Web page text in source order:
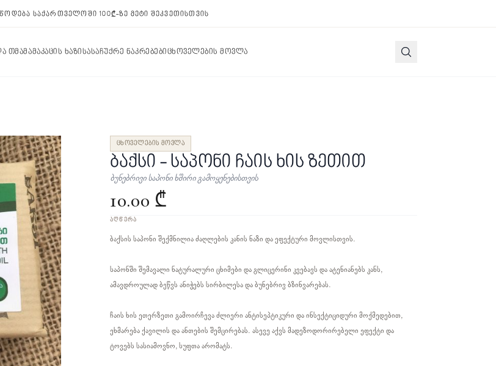
საქართველოში 100₾-ზე მეტი შეკვეთისთვის
თმამამაკაცის ხაზისასაჩუქრე ნაკრებებიცხოველების მოვლა
ცხოველების მოვლა
ბაქსი - საპონი ჩაის ხის ზეთით
ბუნებრივი საპონი ხშირი გამოყენებისთვის
10.00 ₾
ᲐᲦᲬᲔᲠᲐ
ბაქსის საპონი შექმნილია ძაღლების კანის ნაზი და ეფექტური მოვლისთვის.
საპონში შემავალი ნატურალური ცხიმები და გლიცერინი კვებავს და ატენიანებს კანს,
ამავდროულად ბეწვს ანიჭებს სირბილესა და ბუნებრივ ბზინვარებას.
ჩაის ხის ეთერზეთი გამოირჩევა ძლიერი ანტისეპტიკური და ინსექტიციდური მოქმედებით,
ეხმარება ქავილის და ანთების შემცირებას. ასევე აქვს მადეზოდორირებელი ეფექტი და
ტოვებს სასიამოვნო, სუფთა არომატს.